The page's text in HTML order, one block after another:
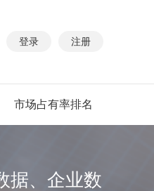
登录 注册
市场占有率排名
据、企业数